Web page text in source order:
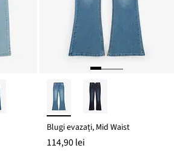
Blugi evazați, Mid Waist
114,90 lei